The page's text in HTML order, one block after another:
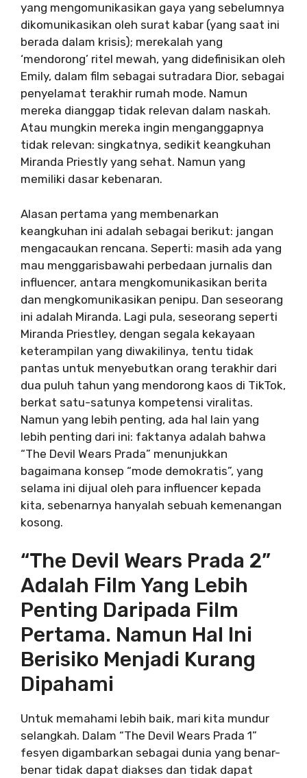
yang mengomunikasikan gaya yang sebelumnya
dikomunikasikan oleh surat kabar (yang saat ini
berada dalam krisis); merekalah yang
‘mendorong’ ritel mewah, yang didefinisikan oleh
Emily, dalam film sebagai sutradara Dior, sebagai
penyelamat terakhir rumah mode. Namun
mereka dianggap tidak relevan dalam naskah.
Atau mungkin mereka ingin menganggapnya
tidak relevan: singkatnya, sedikit keangkuhan
Miranda Priestly yang sehat. Namun yang
memiliki dasar kebenaran.
Alasan pertama yang membenarkan
keangkuhan ini adalah sebagai berikut: jangan
mengacaukan rencana. Seperti: masih ada yang
mau menggarisbawahi perbedaan jurnalis dan
influencer, antara mengkomunikasikan berita
dan mengkomunikasikan penipu. Dan seseorang
ini adalah Miranda. Lagi pula, seseorang seperti
Miranda Priestley, dengan segala kekayaan
keterampilan yang diwakilinya, tentu tidak
pantas untuk menyebutkan orang terakhir dari
dua puluh tahun yang mendorong kaos di TikTok,
berkat satu-satunya kompetensi viralitas.
Namun yang lebih penting, ada hal lain yang
lebih penting dari ini: faktanya adalah bahwa
“The Devil Wears Prada” menunjukkan
bagaimana konsep “mode demokratis”, yang
selama ini dijual oleh para influencer kepada
kita, sebenarnya hanyalah sebuah kemenangan
kosong.
“The Devil Wears Prada 2”
Adalah Film Yang Lebih
Penting Daripada Film
Pertama. Namun Hal Ini
Berisiko Menjadi Kurang
Dipahami
Untuk memahami lebih baik, mari kita mundur
selangkah. Dalam “The Devil Wears Prada 1”
fesyen digambarkan sebagai dunia yang benar-
benar tidak dapat diakses dan tidak dapat